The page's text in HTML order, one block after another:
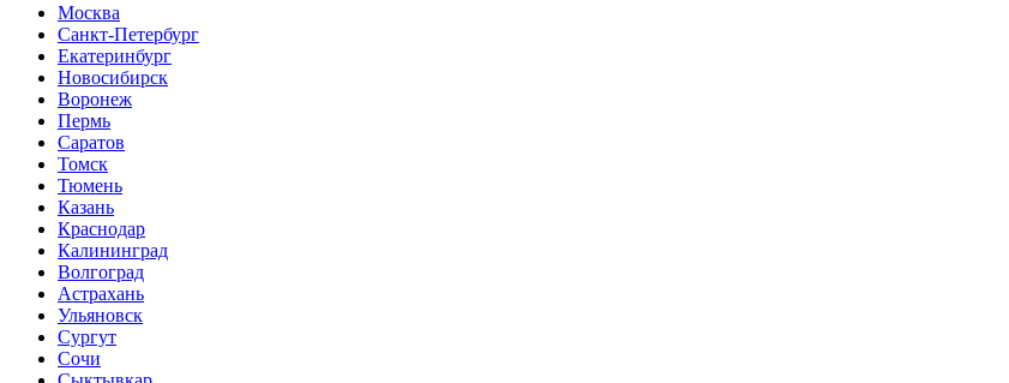
Москва
Санкт-Петербург
Екатеринбург
Новосибирск
Воронеж
Пермь
Саратов
Томск
Тюмень
Казань
Краснодар
Калининград
Волгоград
Астрахань
Ульяновск
Сургут
Сочи